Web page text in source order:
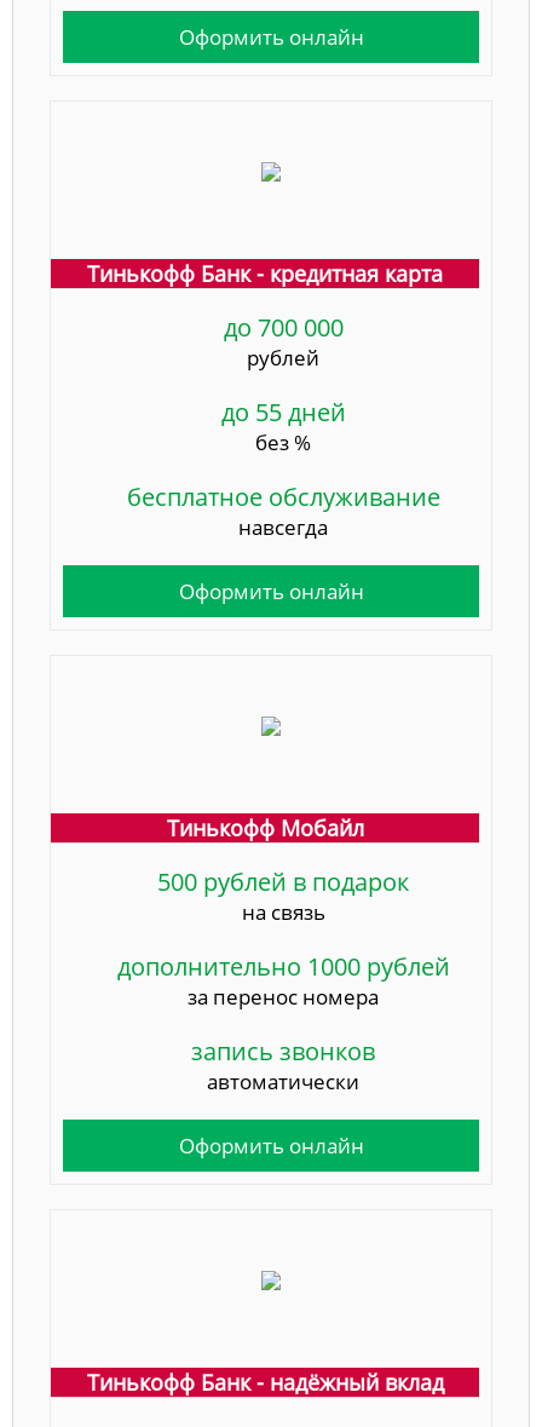
Оформить онлайн
Тинькофф Банк - кредитная карта
до 700 000
рублей
до 55 дней
без %
бесплатное обслуживание
навсегда
Оформить онлайн
Тинькофф Мобайл
500 рублей в подарок
на связь
дополнительно 1000 рублей
за перенос номера
запись звонков
автоматически
Оформить онлайн
Тинькофф Банк - надёжный вклад